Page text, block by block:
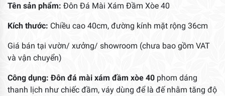
Tên sản phẩm: Đôn Đá Mài Xám Đầm Xòe 40
Kích thước: Chiều cao 40cm, đường kính mặt rộng 36cm
Giá bán tại vườn/ xưởng/ showroom (chưa bao gồm VAT
và vận chuyển)
Công dụng: Đôn đá mài xám đầm xòe 40 phom dáng
thanh lịch như chiếc đầm, váy dùng để là đế nhằm tăng độ